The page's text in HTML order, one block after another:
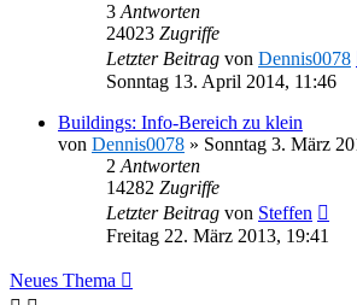
3 Antworten
24023 Zugriffe
Letzter Beitrag von Dennis0078
Sonntag 13. April 2014, 11:46
Buildings: Info-Bereich zu klein
von Dennis0078 » Sonntag 3. März
2 Antworten
14282 Zugriffe
Letzter Beitrag von Steffen
Freitag 22. März 2013, 19:41
Neues Thema